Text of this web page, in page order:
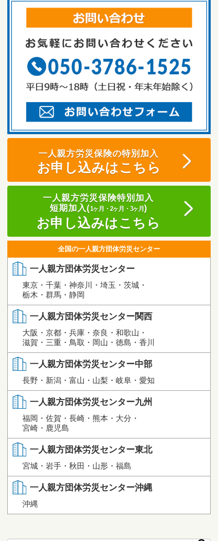
一人親方労災保険の特別加入
お申し込みはこちら
一人親方労災保険特別加入
短期加入(1ヶ月・2ヶ月・3ヶ月)
お申し込みはこちら
全国の一人親方団体労災センター
一人親方団体労災センター
東京・千葉・神奈川・埼玉・茨城・
栃木・群馬・静岡
一人親方団体労災センター関西
大阪・京都・兵庫・奈良・和歌山・
滋賀・三重・鳥取・岡山・徳島・香川
一人親方団体労災センター中部
長野・新潟・富山・山梨・岐阜・愛知
一人親方団体労災センター九州
福岡・佐賀・長崎・熊本・大分・
宮崎・鹿児島
一人親方団体労災センター東北
宮城・岩手・秋田・山形・福島
一人親方団体労災センター沖縄
沖縄